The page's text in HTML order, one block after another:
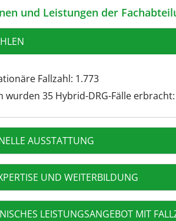
und Leistungen der
Fallzahl: 1.773
wurden 35 Hybrid-DRG-Fälle
AUSSTATTUNG
UND WEITERBILDUNG
LEISTUNGSANGEBOT MIT